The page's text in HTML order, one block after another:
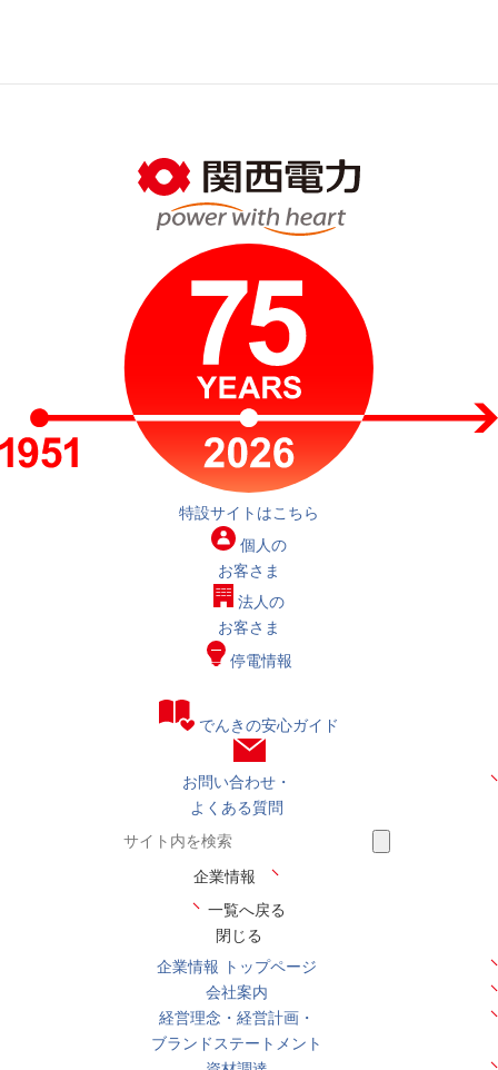
特設サイトはこちら
個人の
お客さま
法人の
お客さま
停電情報
でんきの安心ガイド
お問い合わせ・
よくある質問
企業情報
一覧へ戻る
閉じる
企業情報 トップページ
会社案内
経営理念・経営計画・
ブランドステートメント